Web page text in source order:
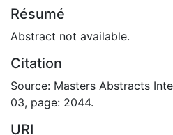
Résumé
Abstract not available.
Citation
Source: Masters Abstracts
03, page: 2044.
URI